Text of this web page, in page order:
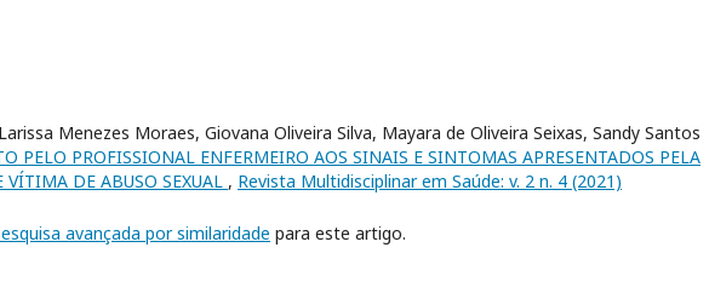
Menezes Moraes, Giovana Oliveira Silva, Mayara de Oliveira Seixas, Sandy Santos
PELO PROFISSIONAL ENFERMEIRO AOS SINAIS E SINTOMAS APRESENTADOS PELA
VÍTIMA DE ABUSO SEXUAL , Revista Multidisciplinar em Saúde: v. 2 n. 4 (2021)
avançada por similaridade para este artigo.